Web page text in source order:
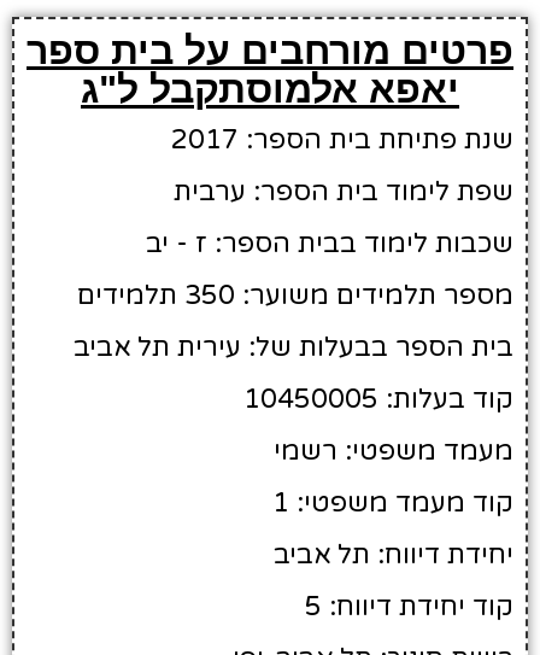
פרטים מורחבים על בית ספר
יאפא אלמוסתקבל ל"ג
שנת פתיחת בית הספר: 2017
שפת לימוד בית הספר: ערבית
שכבות לימוד בבית הספר: ז - יב
מספר תלמידים משוער: 350 תלמידים
בית הספר בבעלות של: עירית תל אביב
קוד בעלות: 10450005
מעמד משפטי: רשמי
קוד מעמד משפטי: 1
יחידת דיווח: תל אביב
קוד יחידת דיווח: 5